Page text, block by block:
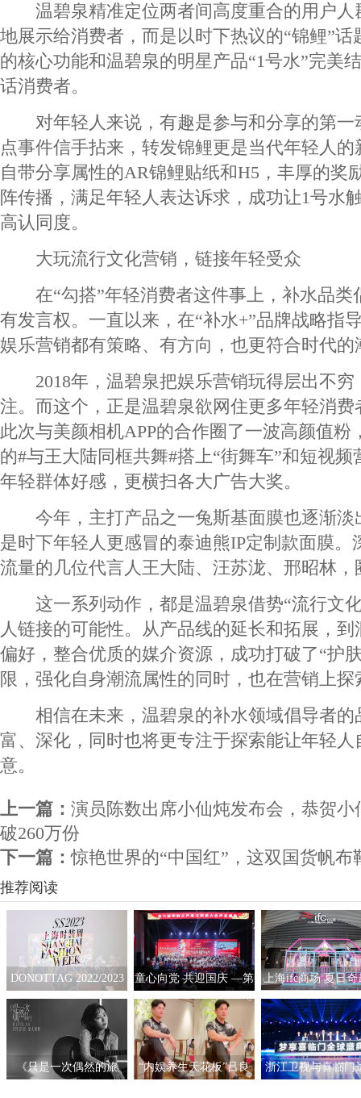
温碧泉精准定位两者间高度重合的用户人
地展示给消费者，而是以时下热议的“锦鲤”
的核心功能和温碧泉的明星产品“1号水”完美
话消费者。
对年轻人来说，有趣是参与和分享的第一
点事件信手拈来，转发锦鲤更是当代年轻人
自带分享属性的AR锦鲤贴纸和H5，丰厚的奖
阵传播，满足年轻人表达诉求，成功让1号水
高认同度。
大玩流行文化营销，链接年轻受众
在“勾搭”年轻消费者这件事上，补水品类
有发言权。一直以来，在“补水+”品牌战略指
娱乐营销都有策略、有方向，也更符合时代的
2018年，温碧泉把娱乐营销玩得层出不穷
注。而这个，正是温碧泉欲网住更多年轻消
此次与美颜相机APP的合作圈了一波高颜值粉
的#与王大陆同框共舞#搭上“街舞车”和短视
年轻群体好感，更横扫各大广告大奖。
今年，主打产品之一兔斯基面膜也逐渐淡
是时下年轻人更感冒的泰迪熊IP定制款面膜。
流量的几位代言人王大陆、汪苏泷、邢昭林
这一系列动作，都是温碧泉借势“流行文
人链接的可能性。从产品线的延长和拓展，
偏好，整合优质的媒介资源，成功打破了“护
限，强化自身潮流属性的同时，也在营销上
相信在未来，温碧泉的补水领域倡导者的
富、深化，同时也将更专注于探索能让年轻
意。
上一篇： 演员陈数出席小仙炖发布会，恭贺
破260万份
下一篇：惊艳世界的“中国红”，这双国货帆
推荐阅读
DONOTTAG 2022/2023
时装创意秀开启，众星
携手开启时髦新篇章
童心向党 共迎国庆 —第
六届“华韵之声”语文朗
读大会总展演在京隆重
举行
上海ifc商场 夏日奇
拟互动艺术展
《只是一次偶然的旅
“内娱养生天花板”吕良
浙江卫视与喜临门